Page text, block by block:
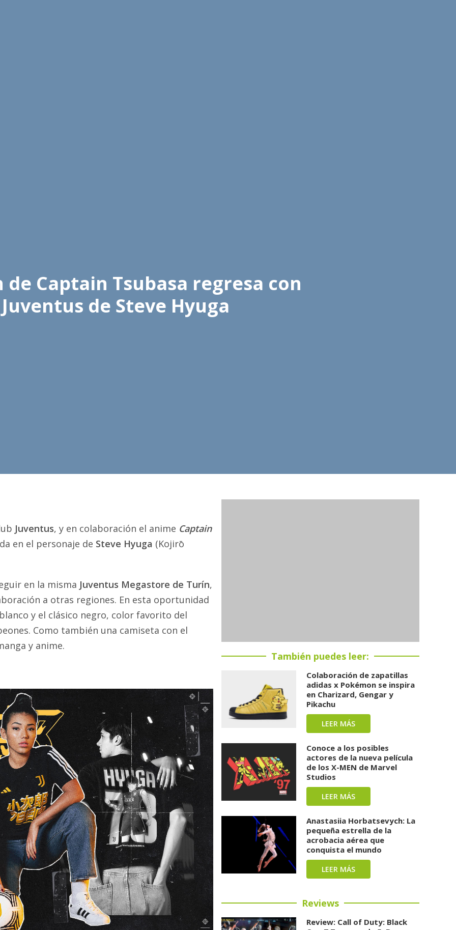
de Captain Tsubasa regresa con
de Steve Hyuga
Juventus, y en colaboración el anime Captain
en el personaje de Steve Hyuga (Kojirō
en la misma Juventus Megastore de Turín,
a otras regiones. En esta oportunidad
y el clásico negro, color favorito del
Como también una camiseta con el
y anime.
También puedes leer:
Colaboración de zapatillas
adidas x Pokémon se inspira
en Charizard, Gengar y
Pikachu
LEER MÁS
Conoce a los posibles
actores de la nueva película
de los X-MEN de Marvel
Studios
LEER MÁS
Anastasiia Horbatsevych: La
pequeña estrella de la
acrobacia aérea que
conquista el mundo
LEER MÁS
Reviews
Review: Call of Duty: Black